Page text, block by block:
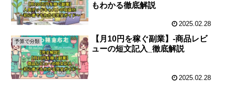
もわかる徹底解説
2025.02.28
予算で分類
【月10円を稼ぐ副業】-商品レビ
ューの短文記入_徹底解説
2025.02.28